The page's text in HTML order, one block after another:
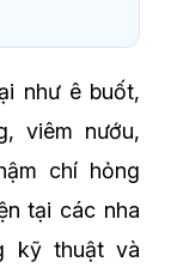
như ê buốt,
viêm nướu,
chí hỏng
tại các nha
kỹ thuật và